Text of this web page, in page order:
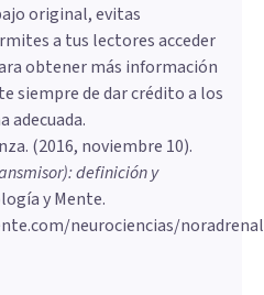
original, evitas
a tus lectores acceder
obtener más información
siempre de dar crédito a los
adecuada.
. (2016, noviembre 10).
definición y
y Mente.
neurociencias/